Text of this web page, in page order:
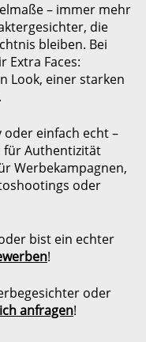
– immer mehr
die
bleiben. Bei
Extra Faces:
Look, einer starken
oder einfach echt –
für Authentizität
Werbekampagnen,
oder
bist ein echter
!
oder
anfragen!